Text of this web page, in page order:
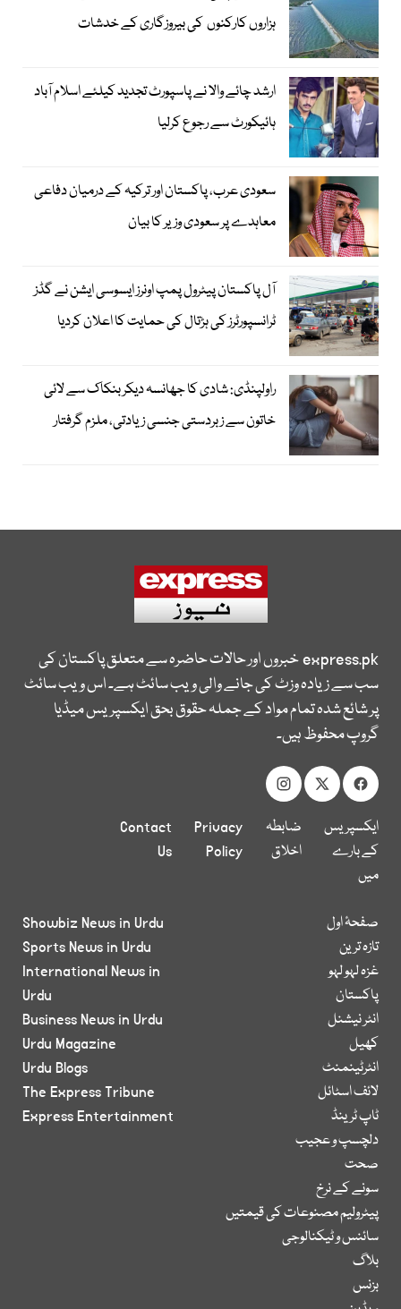
ہزاروں کارکنوں کی بیروزگاری کے خدشات
ارشد چائے والا نے پاسپورٹ تجدید کیلئے اسلام آباد
ہائیکورٹ سے رجوع کرلیا
سعودی عرب، پاکستان اور ترکیہ کے درمیان دفاعی
معاہدے پر سعودی وزیر کا بیان
آل پاکستان پیٹرول پمپ اونرز ایسوسی ایشن نے گڈز
ٹرانسپورٹرز کی ہڑتال کی حمایت کا اعلان کردیا
راولپنڈی: شادی کا جھانسہ دیکر بنکاک سے لائی
خاتون سے زبردستی جنسی زیادتی، ملزم گرفتار
express.pkخبروں اور حالات حاضرہ سے متعلق پاکستان کی
سب سے زیادہ وزٹ کی جانے والی ویب سائٹ ہے۔ اس ویب سائٹ
پر شائع شدہ تمام مواد کے جملہ حقوق بحق ایکسپریس میڈیا
گروپ محفوظ ہیں۔
ایکسپریس
کے بارے
میں
ضابطہ
اخلاق
Privacy
Policy
Contact
Us
صفحۂ اول
تازہ ترین
غزہ لہو لہو
پاکستان
انٹر نیشنل
کھیل
انٹرٹینمنٹ
لائف اسٹائل
ٹاپ ٹرینڈ
دلچسپ و عجیب
صحت
سونے کے نرخ
پیٹرولیم مصنوعات کی قیمتیں
سائنس و ٹیکنالوجی
بلاگ
بزنس
Showbiz News in Urdu
Sports News in Urdu
International News in
Urdu
Business News in Urdu
Urdu Magazine
Urdu Blogs
The Express Tribune
Express Entertainment